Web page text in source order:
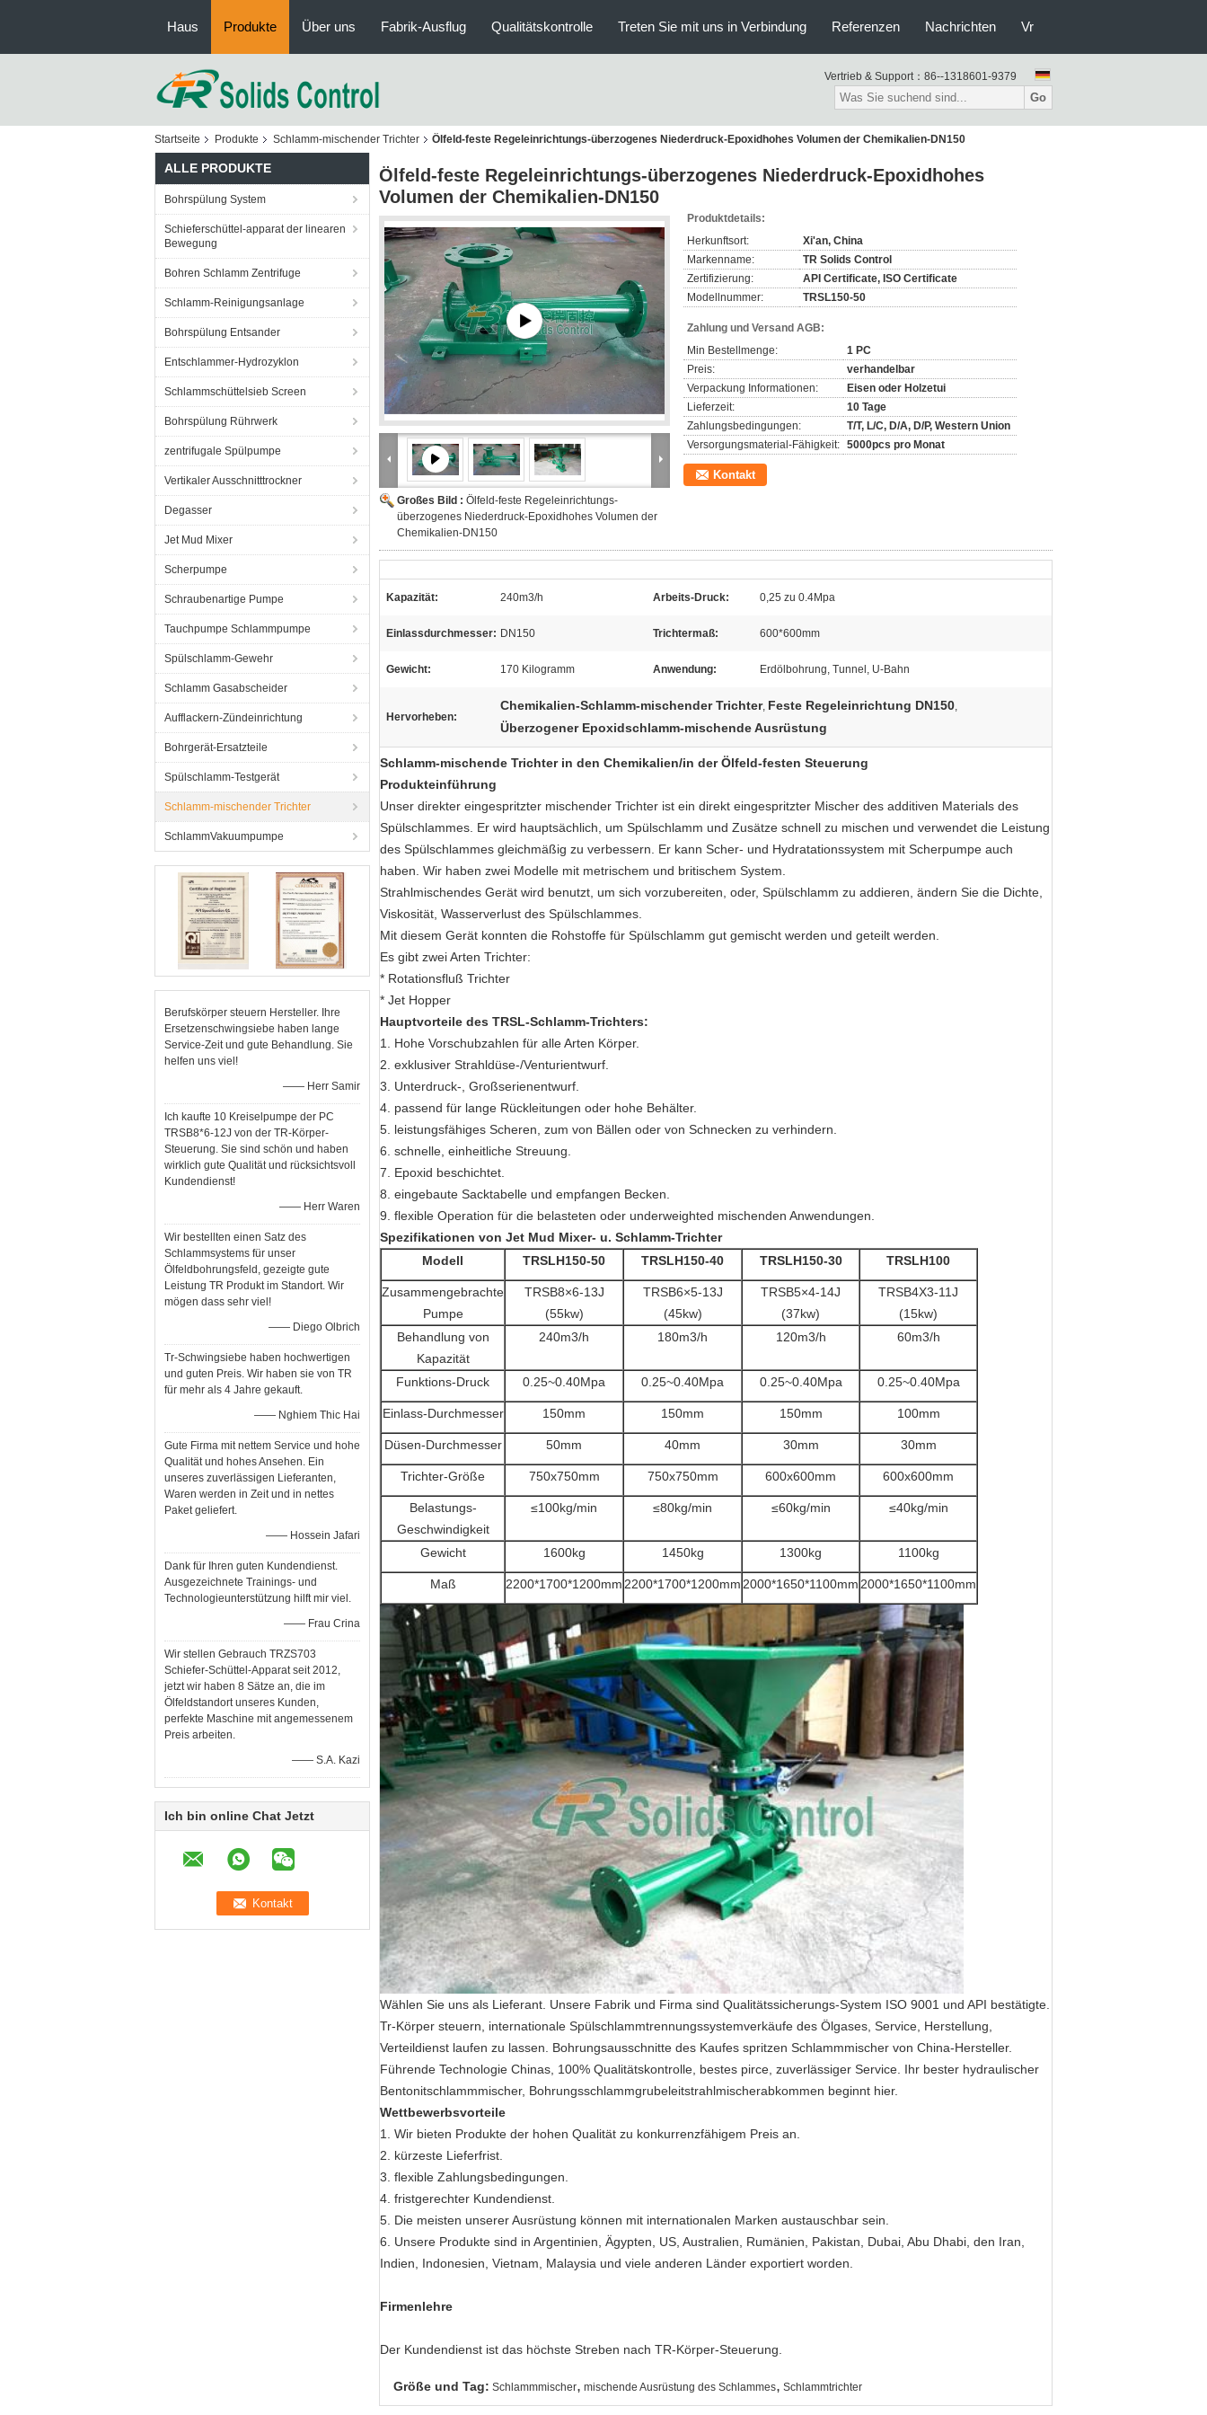
Haus Produkte Über uns Fabrik-Ausflug Qualitätskontrolle Treten Sie mit uns in Verbindung Referenzen Nachrichten Vr
Vertrieb & Support： 86--1318601-9379
Go
Startseite Produkte Schlamm-mischender Trichter Ölfeld-feste Regeleinrichtungs-überzogenes Niederdruck-Epoxidhohes Volumen der Chemikalien-DN150
ALLE PRODUKTE
Bohrspülung System
Schieferschüttel-apparat der linearen
Bewegung
Bohren Schlamm Zentrifuge
Schlamm-Reinigungsanlage
Bohrspülung Entsander
Entschlammer-Hydrozyklon
Schlammschüttelsieb Screen
Bohrspülung Rührwerk
zentrifugale Spülpumpe
Vertikaler Ausschnitttrockner
Degasser
Jet Mud Mixer
Scherpumpe
Schraubenartige Pumpe
Tauchpumpe Schlammpumpe
Spülschlamm-Gewehr
Schlamm Gasabscheider
Aufflackern-Zündeinrichtung
Bohrgerät-Ersatzteile
Spülschlamm-Testgerät
Schlamm-mischender Trichter
SchlammVakuumpumpe
Berufskörper steuern Hersteller. Ihre
Ersetzenschwingsiebe haben lange
Service-Zeit und gute Behandlung. Sie
helfen uns viel!
—— Herr Samir
Ich kaufte 10 Kreiselpumpe der PC
TRSB8*6-12J von der TR-Körper-
Steuerung. Sie sind schön und haben
wirklich gute Qualität und rücksichtsvoll
Kundendienst!
—— Herr Waren
Wir bestellten einen Satz des
Schlammsystems für unser
Ölfeldbohrungsfeld, gezeigte gute
Leistung TR Produkt im Standort. Wir
mögen dass sehr viel!
—— Diego Olbrich
Tr-Schwingsiebe haben hochwertigen
und guten Preis. Wir haben sie von TR
für mehr als 4 Jahre gekauft.
—— Nghiem Thic Hai
Gute Firma mit nettem Service und hohe
Qualität und hohes Ansehen. Ein
unseres zuverlässigen Lieferanten,
Waren werden in Zeit und in nettes
Paket geliefert.
—— Hossein Jafari
Dank für Ihren guten Kundendienst.
Ausgezeichnete Trainings- und
Technologieunterstützung hilft mir viel.
—— Frau Crina
Wir stellen Gebrauch TRZS703
Schiefer-Schüttel-Apparat seit 2012,
jetzt wir haben 8 Sätze an, die im
Ölfeldstandort unseres Kunden,
perfekte Maschine mit angemessenem
Preis arbeiten.
—— S.A. Kazi
Ich bin online Chat Jetzt
Ölfeld-feste Regeleinrichtungs-überzogenes Niederdruck-Epoxidhohes
Volumen der Chemikalien-DN150
Großes Bild : Ölfeld-feste Regeleinrichtungs-
überzogenes Niederdruck-Epoxidhohes Volumen der
Chemikalien-DN150
Produktdetails:
Herkunftsort:
Xi'an, China
Markenname:
TR Solids Control
Zertifizierung:
API Certificate, ISO Certificate
Modellnummer:
TRSL150-50
Zahlung und Versand AGB:
Min Bestellmenge:
1 PC
Preis:
verhandelbar
Verpackung Informationen:
Eisen oder Holzetui
Lieferzeit:
10 Tage
Zahlungsbedingungen:
T/T, L/C, D/A, D/P, Western Union
Versorgungsmaterial-Fähigkeit: 5000pcs pro Monat
Kontakt
Kapazität: 240m3/h Arbeits-Druck: 0,25 zu 0.4Mpa
Einlassdurchmesser: DN150 Trichtermaß: 600*600mm
Gewicht: 170 Kilogramm Anwendung: Erdölbohrung, Tunnel, U-Bahn
Hervorheben:
Chemikalien-Schlamm-mischender Trichter, Feste Regeleinrichtung DN150,
Überzogener Epoxidschlamm-mischende Ausrüstung
Schlamm-mischende Trichter in den Chemikalien/in der Ölfeld-festen Steuerung
Produkteinführung
Unser direkter eingespritzter mischender Trichter ist ein direkt eingespritzter Mischer des additiven Materials des
Spülschlammes. Er wird hauptsächlich, um Spülschlamm und Zusätze schnell zu mischen und verwendet die Leistung
des Spülschlammes gleichmäßig zu verbessern. Er kann Scher- und Hydratationssystem mit Scherpumpe auch
haben. Wir haben zwei Modelle mit metrischem und britischem System.
Strahlmischendes Gerät wird benutzt, um sich vorzubereiten, oder, Spülschlamm zu addieren, ändern Sie die Dichte,
Viskosität, Wasserverlust des Spülschlammes.
Mit diesem Gerät konnten die Rohstoffe für Spülschlamm gut gemischt werden und geteilt werden.
Es gibt zwei Arten Trichter:
* Rotationsfluß Trichter
* Jet Hopper
Hauptvorteile des TRSL-Schlamm-Trichters:
1. Hohe Vorschubzahlen für alle Arten Körper.
2. exklusiver Strahldüse-/Venturientwurf.
3. Unterdruck-, Großserienentwurf.
4. passend für lange Rückleitungen oder hohe Behälter.
5. leistungsfähiges Scheren, zum von Bällen oder von Schnecken zu verhindern.
6. schnelle, einheitliche Streuung.
7. Epoxid beschichtet.
8. eingebaute Sacktabelle und empfangen Becken.
9. flexible Operation für die belasteten oder underweighted mischenden Anwendungen.
Spezifikationen von Jet Mud Mixer- u. Schlamm-Trichter
Modell
TRSLH150-50 TRSLH150-40 TRSLH150-30 TRSLH100
Zusammengebrachte
Pumpe
TRSB8×6-13J
(55kw)
TRSB6×5-13J
(45kw)
TRSB5×4-14J
(37kw)
TRSB4X3-11J
(15kw)
Behandlung von
Kapazität
240m3/h 180m3/h 120m3/h 60m3/h
Funktions-Druck 0.25~0.40Mpa 0.25~0.40Mpa 0.25~0.40Mpa 0.25~0.40Mpa
Einlass-Durchmesser 150mm 150mm 150mm 100mm
Düsen-Durchmesser 50mm 40mm 30mm 30mm
Trichter-Größe 750x750mm 750x750mm 600x600mm 600x600mm
Belastungs-
Geschwindigkeit
≤100kg/min ≤80kg/min ≤60kg/min ≤40kg/min
Gewicht 1600kg 1450kg 1300kg 1100kg
Maß 2200*1700*1200mm 2200*1700*1200mm 2000*1650*1100mm 2000*1650*1100mm
Wählen Sie uns als Lieferant. Unsere Fabrik und Firma sind Qualitätssicherungs-System ISO 9001 und API bestätigte.
Tr-Körper steuern, internationale Spülschlammtrennungssystemverkäufe des Ölgases, Service, Herstellung,
Verteildienst laufen zu lassen. Bohrungsausschnitte des Kaufes spritzen Schlammmischer von China-Hersteller.
Führende Technologie Chinas, 100% Qualitätskontrolle, bestes pirce, zuverlässiger Service. Ihr bester hydraulischer
Bentonitschlammmischer, Bohrungsschlammgrubeleitstrahlmischerabkommen beginnt hier.
Wettbewerbsvorteile
1. Wir bieten Produkte der hohen Qualität zu konkurrenzfähigem Preis an.
2. kürzeste Lieferfrist.
3. flexible Zahlungsbedingungen.
4. fristgerechter Kundendienst.
5. Die meisten unserer Ausrüstung können mit internationalen Marken austauschbar sein.
6. Unsere Produkte sind in Argentinien, Ägypten, US, Australien, Rumänien, Pakistan, Dubai, Abu Dhabi, den Iran,
Indien, Indonesien, Vietnam, Malaysia und viele anderen Länder exportiert worden.
Firmenlehre
Der Kundendienst ist das höchste Streben nach TR-Körper-Steuerung.
Größe und Tag: Schlammmischer, mischende Ausrüstung des Schlammes, Schlammtrichter